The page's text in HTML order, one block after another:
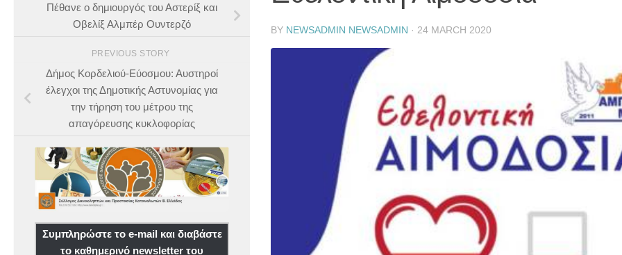
BY NEWSADMIN NEWSADMIN · 24 MARCH 2020
Πέθανε ο δημιουργός του Αστερίξ και
Οβελίξ Αλμπέρ Ουντερζό
PREVIOUS STORY
Δήμος Κορδελιού-Εύοσμου: Αυστηροί
έλεγχοι της Δημοτικής Αστυνομίας για
την τήρηση του μέτρου της
απαγόρευσης κυκλοφορίας
Συμπληρώστε το e-mail και διαβάστε
το καθημερινό newsletter του